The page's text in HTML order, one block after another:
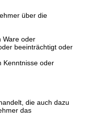
über die
Ware oder
beeinträchtigt oder
Kenntnisse oder
die auch dazu
das